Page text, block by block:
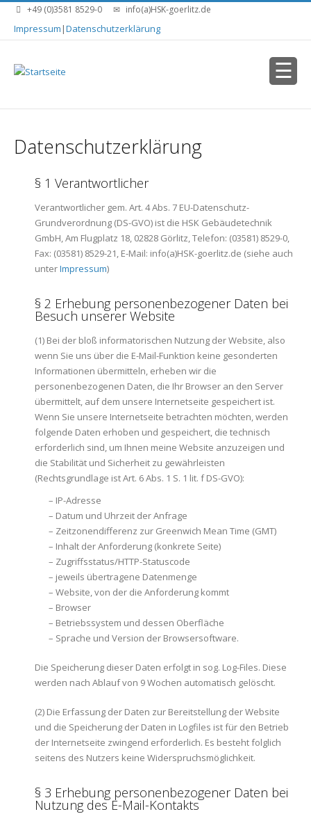
Direkt zum Inhalt
+49 (0)3581 8529-0 info(a)HSK-goerlitz.de
Impressum |Datenschutzerklärung
Datenschutzerklärung
§ 1 Verantwortlicher
Verantwortlicher gem. Art. 4 Abs. 7 EU-Datenschutz-
Grundverordnung (DS-GVO) ist die HSK Gebäudetechnik
GmbH, Am Flugplatz 18, 02828 Görlitz, Telefon: (03581) 8529-0,
Fax: (03581) 8529-21, E-Mail: info(a)HSK-goerlitz.de (siehe auch
unterImpressum)
§ 2 Erhebung personenbezogener Daten bei
Besuch unserer Website
(1) Bei der bloß informatorischen Nutzung der Website, also
wenn Sie uns über die E-Mail-Funktion keine gesonderten
Informationen übermitteln, erheben wir die
personenbezogenen Daten, die Ihr Browser an den Server
übermittelt, auf dem unsere Internetseite gespeichert ist.
Wenn Sie unsere Internetseite betrachten möchten, werden
folgende Daten erhoben und gespeichert, die technisch
erforderlich sind, um Ihnen meine Website anzuzeigen und
die Stabilität und Sicherheit zu gewährleisten
(Rechtsgrundlage ist Art. 6 Abs. 1 S. 1 lit. f DS-GVO):
– IP-Adresse
– Datum und Uhrzeit der Anfrage
– Zeitzonendifferenz zur Greenwich Mean Time (GMT)
– Inhalt der Anforderung (konkrete Seite)
– Zugriffsstatus/HTTP-Statuscode
– jeweils übertragene Datenmenge
– Website, von der die Anforderung kommt
– Browser
– Betriebssystem und dessen Oberfläche
– Sprache und Version der Browsersoftware.
Die Speicherung dieser Daten erfolgt in sog. Log-Files. Diese
werden nach Ablauf von 9 Wochen automatisch gelöscht.
(2) Die Erfassung der Daten zur Bereitstellung der Website
und die Speicherung der Daten in Logfiles ist für den Betrieb
der Internetseite zwingend erforderlich. Es besteht folglich
seitens des Nutzers keine Widerspruchsmöglichkeit.
§ 3 Erhebung personenbezogener Daten bei
Nutzung des E-Mail-Kontakts